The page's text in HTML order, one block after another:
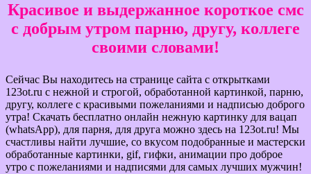
Красивое и выдержанное короткое смс
с добрым утром парню, другу, коллеге
своими словами!
Сейчас Вы находитесь на странице сайта с открытками
123ot.ru с нежной и строгой, обработанной картинкой, парню,
другу, коллеге с красивыми пожеланиями и надписью доброго
утра! Скачать бесплатно онлайн нежную картинку для вацап
(whatsApp), для парня, для друга можно здесь на 123ot.ru! Мы
счастливы найти лучшие, со вкусом подобранные и мастерски
обработанные картинки, gif, гифки, анимации про доброе
утро с пожеланиями и надписями для самых лучших мужчин!